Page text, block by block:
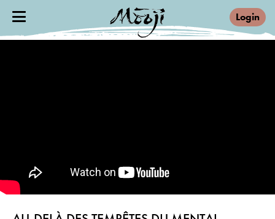
Login